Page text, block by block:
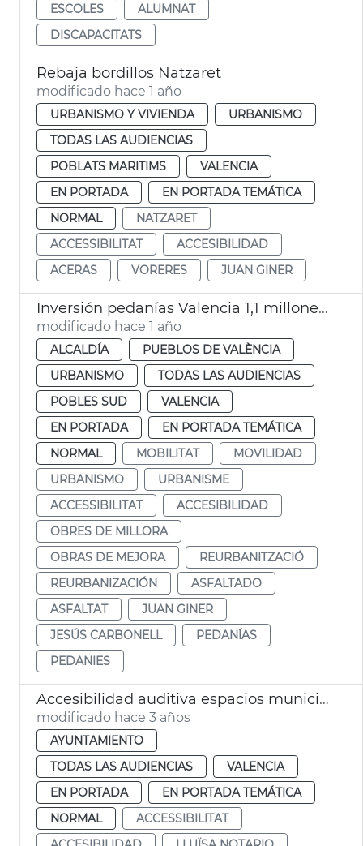
ESCOLES
ALUMNAT
DISCAPACITATS
Rebaja bordillos Natzaret
modificado hace 1 año
URBANISMO Y VIVIENDA
URBANISMO
TODAS LAS AUDIENCIAS
POBLATS MARITIMS
VALENCIA
EN PORTADA
EN PORTADA TEMÁTICA
NORMAL
NATZARET
ACCESSIBILITAT
ACCESIBILIDAD
ACERAS
VORERES JUAN GINER
Inversión pedanías Valencia 1,1 millones de euros en un año
modificado hace 1 año
ALCALDÍA
PUEBLOS DE VALÈNCIA
URBANISMO
TODAS LAS AUDIENCIAS
POBLES SUD
VALENCIA
EN PORTADA
EN PORTADA TEMÁTICA
NORMAL
MOBILITAT
MOVILIDAD
URBANISMO
URBANISME
ACCESSIBILITAT
ACCESIBILIDAD
OBRES DE MILLORA
OBRAS DE MEJORA
REURBANITZACIÓ
REURBANIZACIÓN
ASFALTADO
ASFALTAT
JUAN GINER
JESÚS CARBONELL
PEDANÍAS
PEDANIES
Accesibilidad auditiva espacios municipales
modificado hace 3 años
AYUNTAMIENTO
TODAS LAS AUDIENCIAS
VALENCIA
EN PORTADA
EN PORTADA TEMÁTICA
NORMAL
ACCESSIBILITAT